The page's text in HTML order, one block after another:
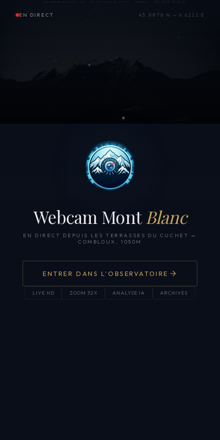
EN DIRECT 45.8878 N — 6.6211 E
Webcam Mont Blanc
EN DIRECT DEPUIS LES TERRASSES DU CUCHET —
COMBLOUX, 1050M
ENTRER DANS L'OBSERVATOIRE
LIVE HD ZOOM 32X ANALYSE IA ARCHIVES